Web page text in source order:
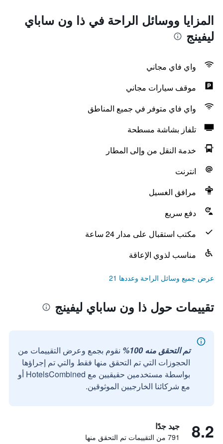
المزايا ووسائل الراحة في ذا ون ساباي
ليفينج
واي فاي مجاني
موقف سيارات مجاني
واي فاي متوفر في جميع المناطق
تلفاز بشاشة مسطحة
خدمة النقل من وإلى المطار
انترنت
مرافق الغسيل
دفع سريع
مكتب استقبال على مدار 24 ساعة
مناسب لذوي الإعاقة
عرض جميع وسائل الراحة وعددها 21
تقييمات حول ذا ون ساباي ليفينج
تم التحقق منه 100%
نقوم بجمع وعرض التقييمات من
الحجوزات التي تم التحقق منها فقط والتي تم إجراؤها
بواسطة مستخدمين حقيقيين مع HotelsCombined أو
مع شركائنا الخارجيين الموثوقين.
8.2 جيد جدًا
791 من التقييمات تم التحقق منها